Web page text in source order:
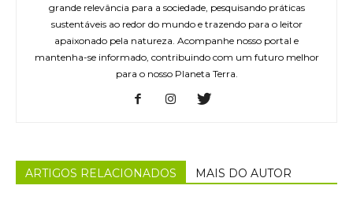
grande relevância para a sociedade, pesquisando práticas
sustentáveis ao redor do mundo e trazendo para o leitor
apaixonado pela natureza. Acompanhe nosso portal e
mantenha-se informado, contribuindo com um futuro melhor
para o nosso Planeta Terra.
ARTIGOS RELACIONADOS MAIS DO AUTOR